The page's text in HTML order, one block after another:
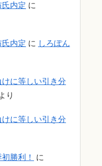
氏内定 に
氏内定 に しろぽん
に等しい引き分
り
に等しい引き分
勝利！
に